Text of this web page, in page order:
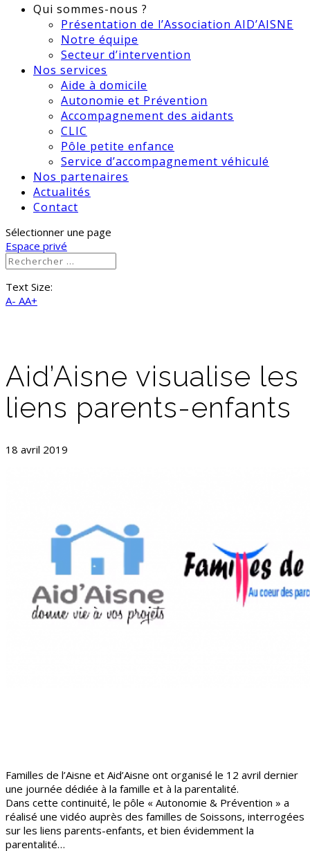
Qui sommes-nous ?
Présentation de l’Association AID’AISNE
Notre équipe
Secteur d’intervention
Nos services
Aide à domicile
Autonomie et Prévention
Accompagnement des aidants
CLIC
Pôle petite enfance
Service d’accompagnement véhiculé
Nos partenaires
Actualités
Contact
Sélectionner une page
Espace privé
Text Size:
A- AA+
Aid’Aisne visualise les
liens parents-enfants
18 avril 2019
Familles de l’Aisne et Aid’Aisne ont organisé le 12 avril dernier
une journée dédiée à la famille et à la parentalité.
Dans cette continuité, le pôle « Autonomie & Prévention » a
réalisé une vidéo auprès des familles de Soissons, interrogées
sur les liens parents-enfants, et bien évidemment la
parentalité…